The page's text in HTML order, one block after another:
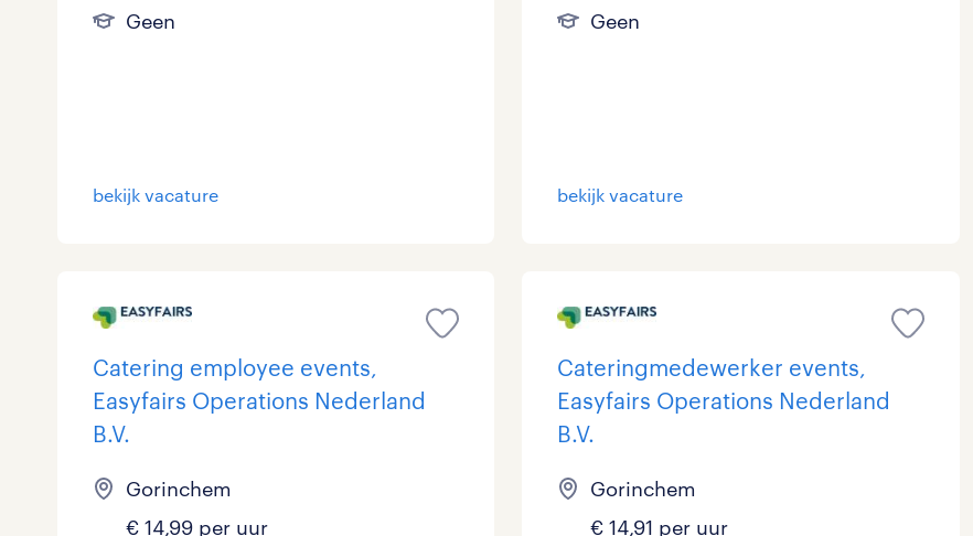
Geen
bekijk vacature
Geen
bekijk vacature
Catering employee events,
Easyfairs Operations Nederland
B.V.
Gorinchem
€ 14,99 per uur
Cateringmedewerker events,
Easyfairs Operations Nederland
B.V.
Gorinchem
€ 14,91 per uur